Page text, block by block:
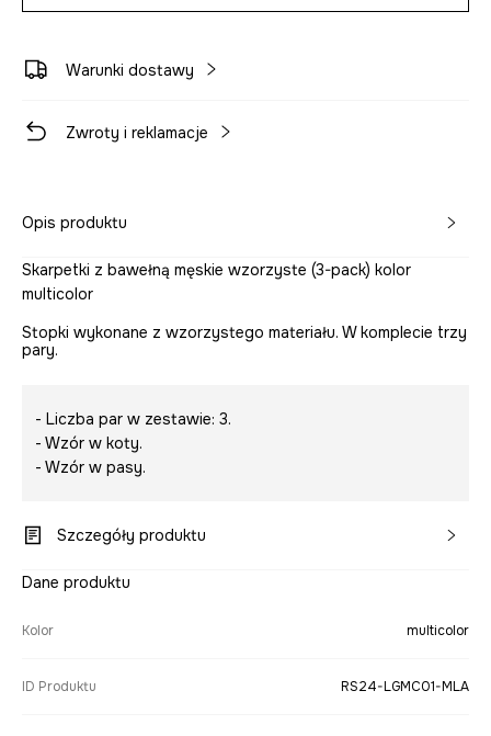
Warunki dostawy
Zwroty i reklamacje
Opis produktu
Skarpetki z bawełną męskie wzorzyste (3-pack) kolor
multicolor
Stopki wykonane z wzorzystego materiału. W komplecie trzy
pary.
- Liczba par w zestawie: 3.
- Wzór w koty.
- Wzór w pasy.
Szczegóły produktu
Dane produktu
Kolor multicolor
ID Produktu RS24-LGMC01-MLA